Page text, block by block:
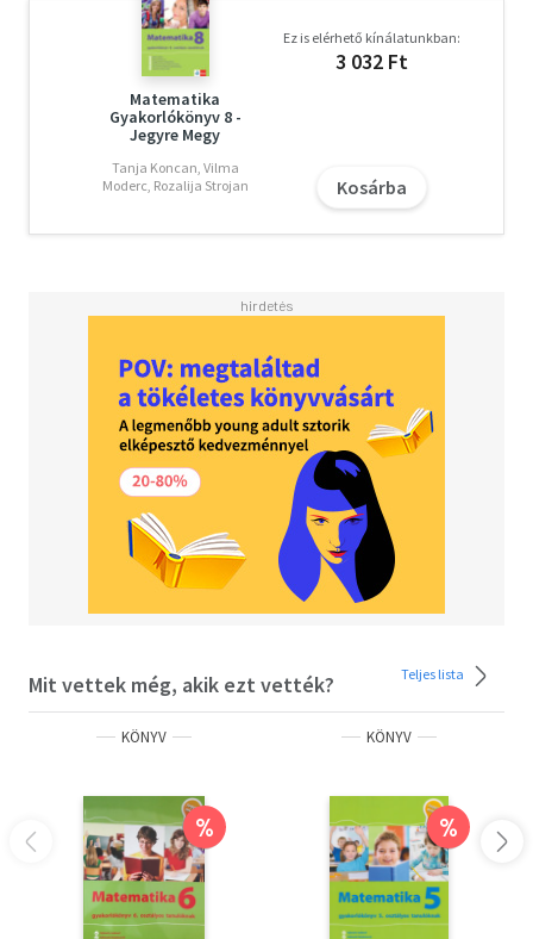
Matematika
Gyakorlókönyv 8 -
Jegyre Megy
Tanja Koncan, Vilma
Moderc, Rozalija Strojan
Ez is elérhető kínálatunkban:
3 032 Ft
Kosárba
Mit vettek még, akik ezt vették? Teljes lista
KÖNYV
%
KÖNYV
%